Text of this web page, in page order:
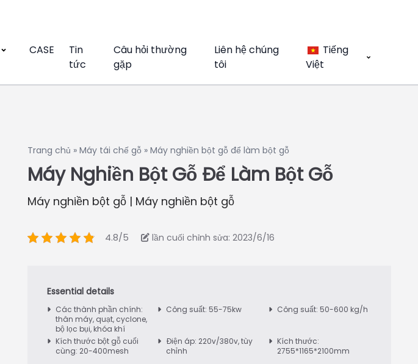
CASE
Tin
tức
Câu hỏi thường
gặp
Liên hệ chúng
tôi
Tiếng
Việt
Trang chủ » Máy tái chế gỗ » Máy nghiền bột gỗ để làm bột gỗ
Máy Nghiền Bột Gỗ Để Làm Bột Gỗ
Máy nghiền bột gỗ | Máy nghiền bột gỗ
4.8/5 lần cuối chỉnh sửa: 2023/6/16
Các thành phần chính:
thân máy, quạt, cyclone,
bộ lọc bụi, khóa khí
Công suất: 55-75kw Công suất: 50-600 kg/h
Kích thước bột gỗ cuối
cùng: 20-400mesh
Điện áp: 220v/380v, tùy
chỉnh
Kích thước:
2755*1165*2100mm